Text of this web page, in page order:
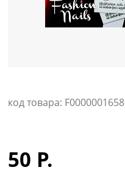
код товара: F0000001658
50 Р.